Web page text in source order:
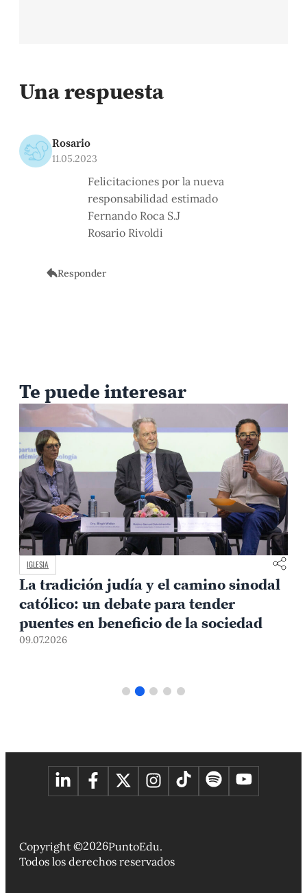
Una respuesta
Rosario
11.05.2023
Felicitaciones por la nueva
responsabilidad estimado
Fernando Roca S.J
Rosario Rivoldi
Responder
Te puede interesar
IGLESIA
La tradición judía y el camino sinodal
católico: un debate para tender
puentes en beneficio de la sociedad
09.07.2026
Copyright ©2026PuntoEdu.
Todos los derechos reservados